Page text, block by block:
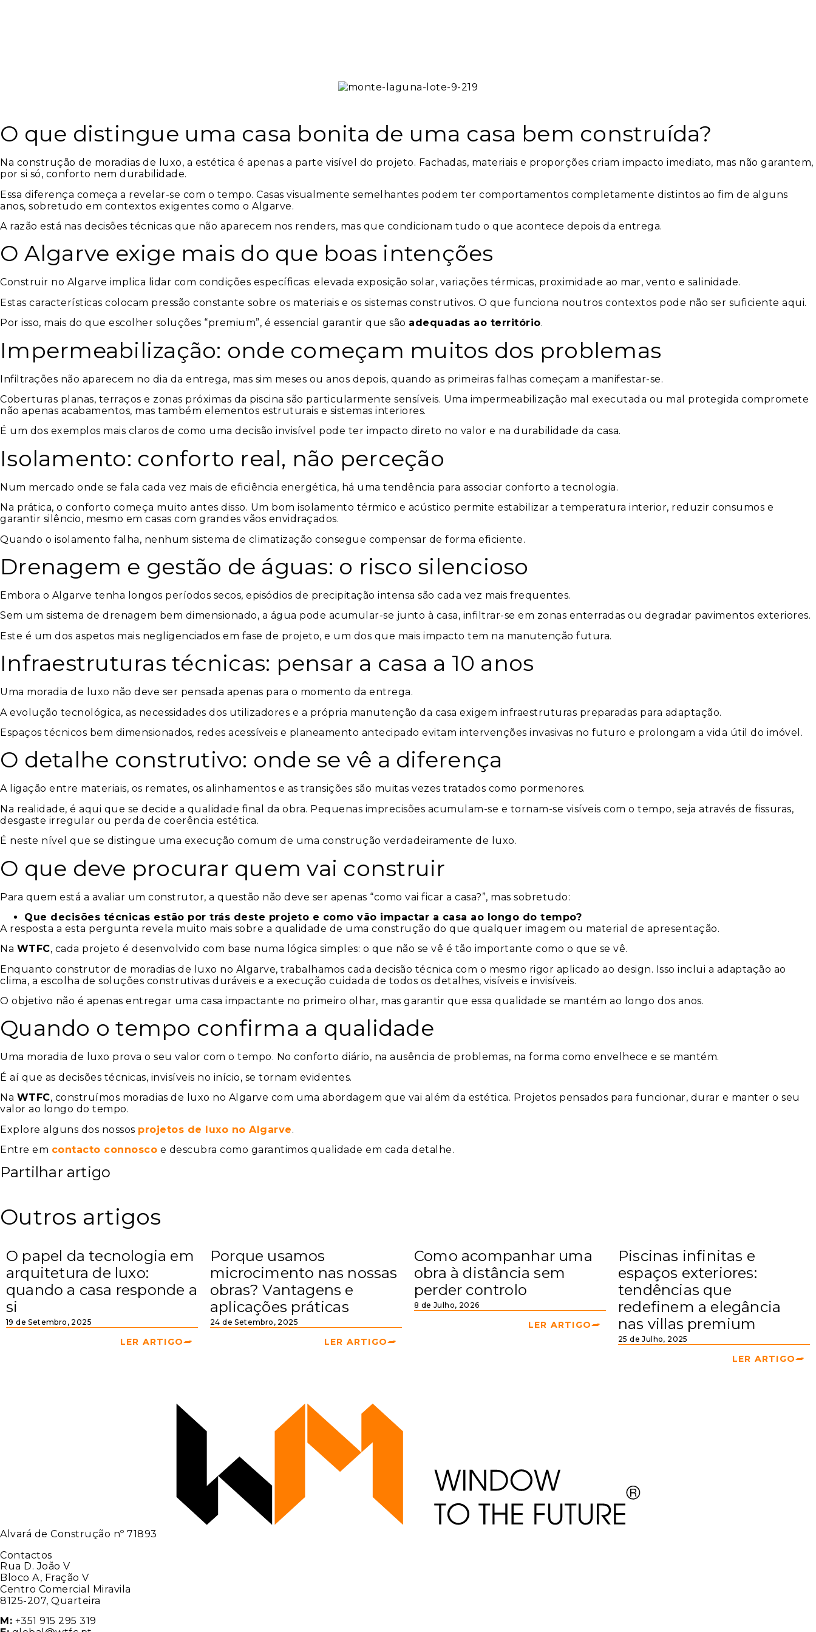
O que distingue uma casa bonita de uma casa bem construída?
Na construção de moradias de luxo, a estética é apenas a parte visível do projeto. Fachadas, materiais e proporções criam impacto imediato, mas não garantem,
por si só, conforto nem durabilidade.
Essa diferença começa a revelar-se com o tempo. Casas visualmente semelhantes podem ter comportamentos completamente distintos ao fim de alguns
anos, sobretudo em contextos exigentes como o Algarve.
A razão está nas decisões técnicas que não aparecem nos renders, mas que condicionam tudo o que acontece depois da entrega.
O Algarve exige mais do que boas intenções
Construir no Algarve implica lidar com condições específicas: elevada exposição solar, variações térmicas, proximidade ao mar, vento e salinidade.
Estas características colocam pressão constante sobre os materiais e os sistemas construtivos. O que funciona noutros contextos pode não ser suficiente aqui.
Por isso, mais do que escolher soluções “premium”, é essencial garantir que são adequadas ao território.
Impermeabilização: onde começam muitos dos problemas
Infiltrações não aparecem no dia da entrega, mas sim meses ou anos depois, quando as primeiras falhas começam a manifestar-se.
Coberturas planas, terraços e zonas próximas da piscina são particularmente sensíveis. Uma impermeabilização mal executada ou mal protegida compromete
não apenas acabamentos, mas também elementos estruturais e sistemas interiores.
É um dos exemplos mais claros de como uma decisão invisível pode ter impacto direto no valor e na durabilidade da casa.
Isolamento: conforto real, não perceção
Num mercado onde se fala cada vez mais de eficiência energética, há uma tendência para associar conforto a tecnologia.
Na prática, o conforto começa muito antes disso. Um bom isolamento térmico e acústico permite estabilizar a temperatura interior, reduzir consumos e
garantir silêncio, mesmo em casas com grandes vãos envidraçados.
Quando o isolamento falha, nenhum sistema de climatização consegue compensar de forma eficiente.
Drenagem e gestão de águas: o risco silencioso
Embora o Algarve tenha longos períodos secos, episódios de precipitação intensa são cada vez mais frequentes.
Sem um sistema de drenagem bem dimensionado, a água pode acumular-se junto à casa, infiltrar-se em zonas enterradas ou degradar pavimentos exteriores.
Este é um dos aspetos mais negligenciados em fase de projeto, e um dos que mais impacto tem na manutenção futura.
Infraestruturas técnicas: pensar a casa a 10 anos
Uma moradia de luxo não deve ser pensada apenas para o momento da entrega.
A evolução tecnológica, as necessidades dos utilizadores e a própria manutenção da casa exigem infraestruturas preparadas para adaptação.
Espaços técnicos bem dimensionados, redes acessíveis e planeamento antecipado evitam intervenções invasivas no futuro e prolongam a vida útil do imóvel.
O detalhe construtivo: onde se vê a diferença
A ligação entre materiais, os remates, os alinhamentos e as transições são muitas vezes tratados como pormenores.
Na realidade, é aqui que se decide a qualidade final da obra. Pequenas imprecisões acumulam-se e tornam-se visíveis com o tempo, seja através de fissuras,
desgaste irregular ou perda de coerência estética.
É neste nível que se distingue uma execução comum de uma construção verdadeiramente de luxo.
O que deve procurar quem vai construir
Para quem está a avaliar um construtor, a questão não deve ser apenas “como vai ficar a casa?”, mas sobretudo:
Que decisões técnicas estão por trás deste projeto e como vão impactar a casa ao longo do tempo?
A resposta a esta pergunta revela muito mais sobre a qualidade de uma construção do que qualquer imagem ou material de apresentação.
Na WTFC, cada projeto é desenvolvido com base numa lógica simples: o que não se vê é tão importante como o que se vê.
Enquanto construtor de moradias de luxo no Algarve, trabalhamos cada decisão técnica com o mesmo rigor aplicado ao design. Isso inclui a adaptação ao
clima, a escolha de soluções construtivas duráveis e a execução cuidada de todos os detalhes, visíveis e invisíveis.
O objetivo não é apenas entregar uma casa impactante no primeiro olhar, mas garantir que essa qualidade se mantém ao longo dos anos.
Quando o tempo confirma a qualidade
Uma moradia de luxo prova o seu valor com o tempo. No conforto diário, na ausência de problemas, na forma como envelhece e se mantém.
É aí que as decisões técnicas, invisíveis no início, se tornam evidentes.
Na WTFC, construímos moradias de luxo no Algarve com uma abordagem que vai além da estética. Projetos pensados para funcionar, durar e manter o seu
valor ao longo do tempo.
Explore alguns dos nossos projetos de luxo no Algarve.
Entre em contacto connosco e descubra como garantimos qualidade em cada detalhe.
Partilhar artigo
Outros artigos
O papel da tecnologia em
arquitetura de luxo:
quando a casa responde a
si
19 de Setembro, 2025
LER ARTIGO
Porque usamos
microcimento nas nossas
obras? Vantagens e
aplicações práticas
24 de Setembro, 2025
LER ARTIGO
Como acompanhar uma
obra à distância sem
perder controlo
8 de Julho, 2026
LER ARTIGO
Piscinas infinitas e
espaços exteriores:
tendências que
redefinem a elegância
nas villas premium
25 de Julho, 2025
LER ARTIGO
Alvará de Construção nº 71893
Contactos
Rua D. João V
Bloco A, Fração V
Centro Comercial Miravila
8125-207, Quarteira
M: +351 915 295 319